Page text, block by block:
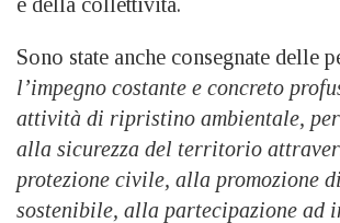
Sono state anche consegnate delle
l’impegno costante e concreto
attività di ripristino ambientale,
alla sicurezza del territorio
protezione civile, alla promozione
sostenibile, alla partecipazione ad